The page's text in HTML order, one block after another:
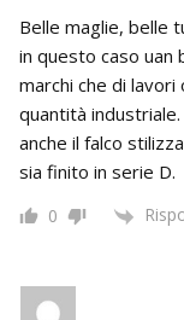
Belle maglie, belle
in questo caso uan
marchi che di
quantità
anche il falco
sia finito in serie D.
0